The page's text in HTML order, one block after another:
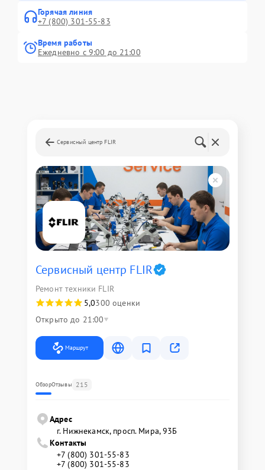
Горячая линия
+7 (800) 301-55-83
Время работы
Ежедневно с 9:00 до 21:00
Сервисный центр FLIR
Сервисный центр FLIR
Ремонт техники FLIR
5,0300 оценки
Открыто до 21:00
Маршрут
ОбзорОтзывы 215
Адрес
г. Нижнекамск, просп. Мира, 93Б
Контакты
+7 (800) 301-55-83
+7 (800) 301-55-83